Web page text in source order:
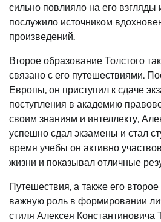
сильно повлияло на его взгляды
послужило источником
произведений.
Второе образование Толстого
связано с его путешествиями.
Европы, он приступил к сдаче
поступления в академию
своим знаниям и интеллекту,
успешно сдал экзамены и стал
время учебы он активно
жизни и показывал отличные
Путешествия, а также его
важную роль в формировании
стиля Алексея Константиновича